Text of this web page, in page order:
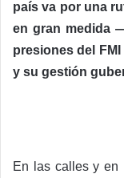
país va por una
en gran medida
presiones del
y su gestión
En las calles y en